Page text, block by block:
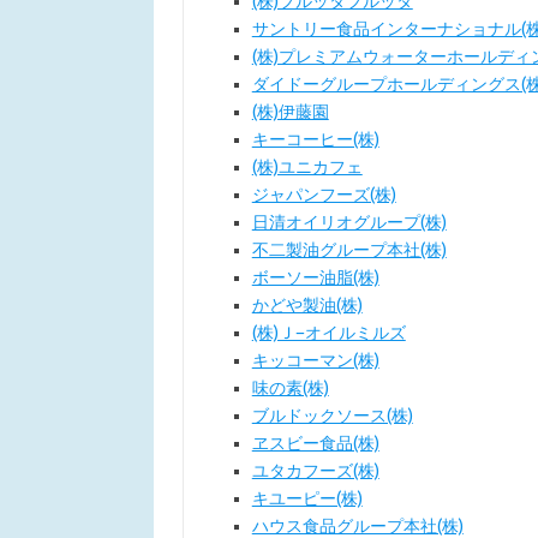
サントリー食品インターナショナル(
(株)プレミアムウォーターホールディ
ダイドーグループホールディングス(
(株)伊藤園
キーコーヒー(株)
(株)ユニカフェ
ジャパンフーズ(株)
日清オイリオグループ(株)
不二製油グループ本社(株)
ボーソー油脂(株)
かどや製油(株)
(株)Ｊ−オイルミルズ
キッコーマン(株)
味の素(株)
ブルドックソース(株)
ヱスビー食品(株)
ユタカフーズ(株)
キユーピー(株)
ハウス食品グループ本社(株)